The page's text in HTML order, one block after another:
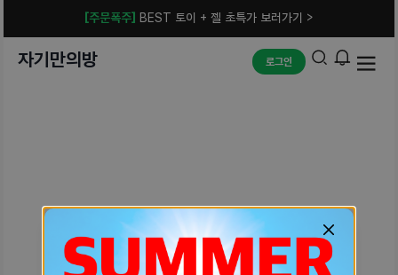
[주문폭주] BEST 토이 + 젤 초특가 보러가기 >
자기만의방 로그인